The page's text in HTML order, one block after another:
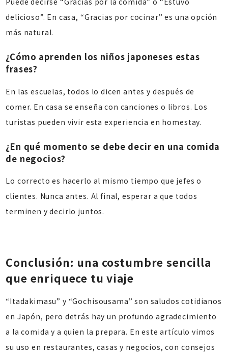
delicioso”. En casa, “Gracias por cocinar” es una opción
más natural.
¿Cómo aprenden los niños japoneses estas
frases?
En las escuelas, todos lo dicen antes y después de
comer. En casa se enseña con canciones o libros. Los
turistas pueden vivir esta experiencia en homestay.
¿En qué momento se debe decir en una comida
de negocios?
Lo correcto es hacerlo al mismo tiempo que jefes o
clientes. Nunca antes. Al final, esperar a que todos
terminen y decirlo juntos.
Conclusión: una costumbre sencilla
que enriquece tu viaje
“Itadakimasu” y “Gochisousama” son saludos cotidianos
en Japón, pero detrás hay un profundo agradecimiento
a la comida y a quien la prepara. En este artículo vimos
su uso en restaurantes, casas y negocios, con consejos